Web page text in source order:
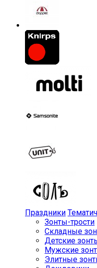
Праздники
Зонты-трости
Складные
Детские
Мужские
Элитные